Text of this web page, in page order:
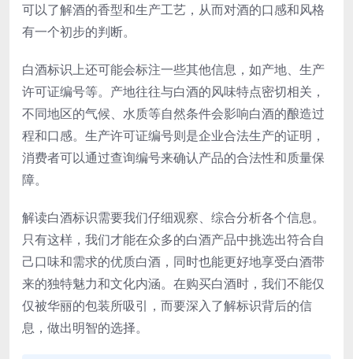
可以了解酒的香型和生产工艺，从而对酒的口感和风格
有一个初步的判断。
白酒标识上还可能会标注一些其他信息，如产地、生产
许可证编号等。产地往往与白酒的风味特点密切相关，
不同地区的气候、水质等自然条件会影响白酒的酿造过
程和口感。生产许可证编号则是企业合法生产的证明，
消费者可以通过查询编号来确认产品的合法性和质量保
障。
解读白酒标识需要我们仔细观察、综合分析各个信息。
只有这样，我们才能在众多的白酒产品中挑选出符合自
己口味和需求的优质白酒，同时也能更好地享受白酒带
来的独特魅力和文化内涵。在购买白酒时，我们不能仅
仅被华丽的包装所吸引，而要深入了解标识背后的信
息，做出明智的选择。